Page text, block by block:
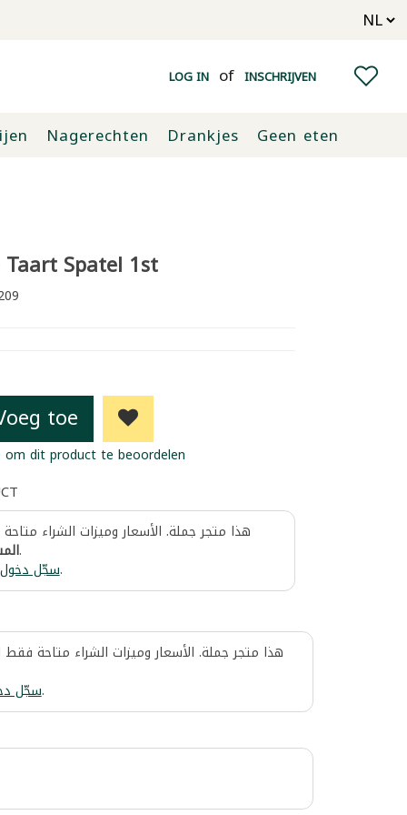
LOG IN of INSCHRIJVEN
Nagerechten Drankjes
Geen eten
Taart Spatel 1st
toe
om dit product te beoordelen
هذا متجر جملة. الأسعار وميزات الشراء
.
سجّل دخول.
هذا متجر جملة. الأسعار وميزات الشراء متاحة
سجّل.